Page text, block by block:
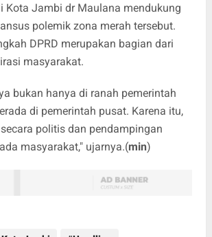
Kota Jambi dr Maulana mendukung
polemik zona merah tersebut.
DPRD merupakan bagian dari
masyarakat.
bukan hanya di ranah pemerintah
di pemerintah pusat. Karena itu,
politis dan pendampingan
masyarakat," ujarnya.(min)